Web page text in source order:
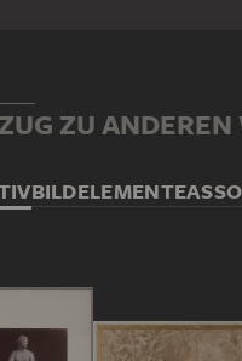
ZU
BILDELEMENTE